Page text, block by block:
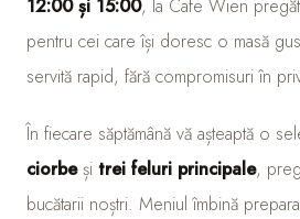
12:00 și 15:00, la Cafe Wien
pentru cei care își doresc o masă
servită rapid, fără compromisuri în
În fiecare săptămână vă așteaptă o
ciorbeși trei feluri principale,
bucătarii noștri. Meniul îmbină